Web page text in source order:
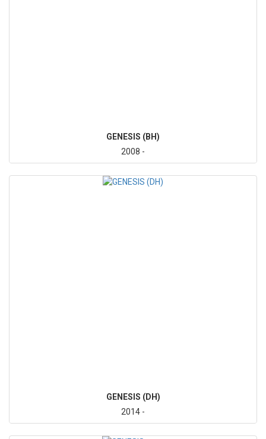
GENESIS (BH)
2008 -
GENESIS (DH)
2014 -